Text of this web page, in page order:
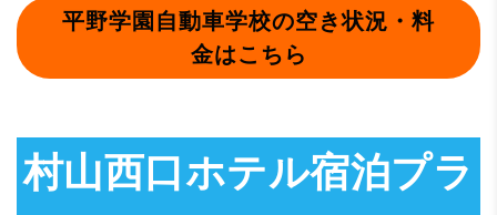
平野学園自動車学校の空き状況・料
金はこちら
村山西口ホテル宿泊プラ